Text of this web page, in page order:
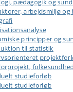
pædagogik og
arbejdsmiljø og
principper og
til statistik
studieforløb
studieforløb